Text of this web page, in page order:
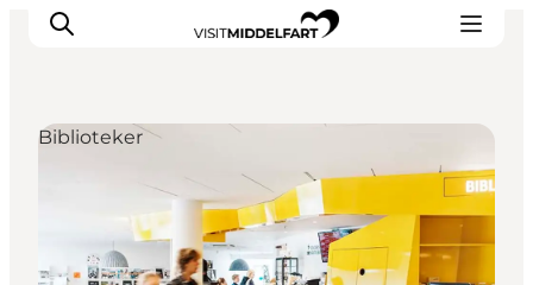
Oplevelser
Mad og drikke
Overnatning
Biblioteker